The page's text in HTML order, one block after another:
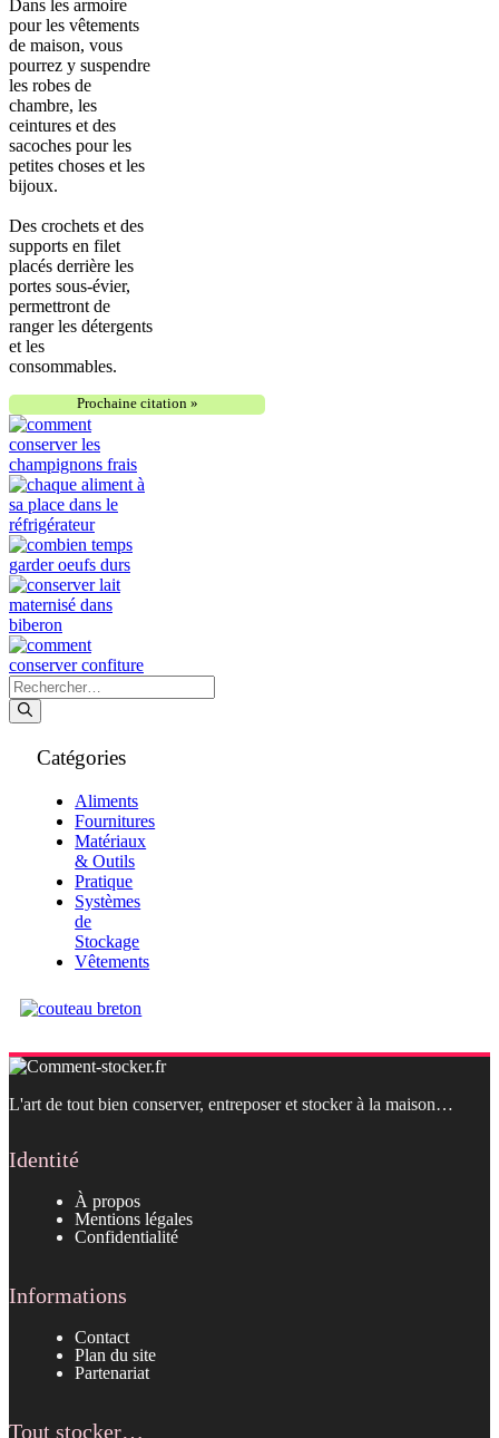
Dans les armoire
pour les vêtements
de maison, vous
pourrez y suspendre
les robes de
chambre, les
ceintures et des
sacoches pour les
petites choses et les
bijoux.
Des crochets et des
supports en filet
placés derrière les
portes sous-évier,
permettront de
ranger les détergents
et les
consommables.
Prochaine citation »
Rechercher :
Catégories
Aliments
Fournitures
Matériaux
& Outils
Pratique
Systèmes
de
Stockage
Vêtements
L'art de tout bien conserver, entreposer et stocker à la maison…
Identité
À propos
Mentions légales
Confidentialité
Informations
Contact
Plan du site
Partenariat
Tout stocker…